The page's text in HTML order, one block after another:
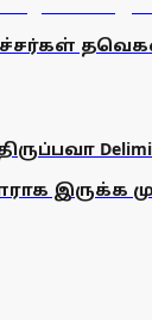
இருக்க